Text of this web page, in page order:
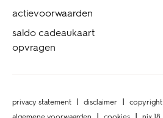
actievoorwaarden
saldo cadeaukaart
opvragen
privacy statement disclaimer
copyright